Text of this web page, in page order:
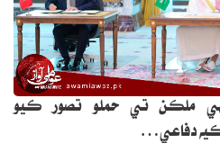
ملڪن تي حملو تصور ڪيو
دفاعي…